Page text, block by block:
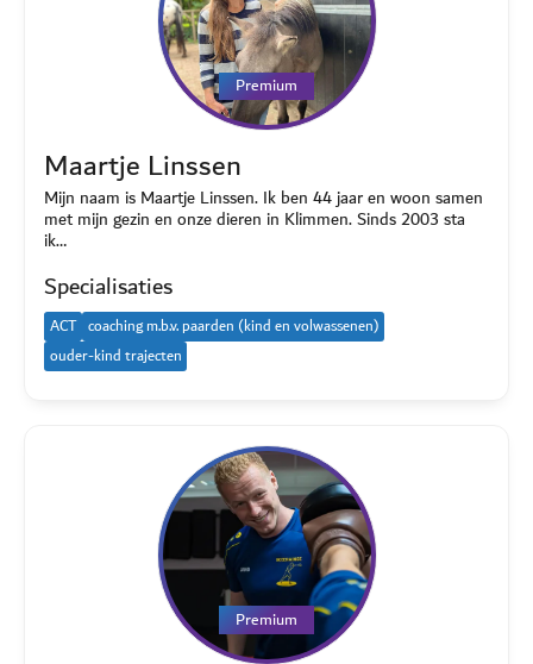
Premium
Maartje Linssen
Mijn naam is Maartje Linssen. Ik ben 44 jaar en woon samen
met mijn gezin en onze dieren in Klimmen. Sinds 2003 sta
ik…
Specialisaties
ACT coaching m.b.v. paarden (kind en volwassenen)
ouder-kind trajecten
Premium